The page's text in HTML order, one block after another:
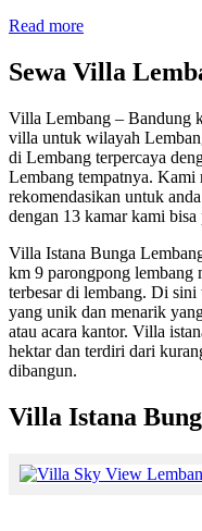
Read more
Sewa Villa
Villa Lembang – Bandung
villa untuk wilayah
di Lembang terpercaya
Lembang tempatnya.
rekomendasikan untuk
dengan 13 kamar kami
Villa Istana Bunga
km 9 parongpong lembang
terbesar di lembang. Di
yang unik dan menarik
atau acara kantor. Villa
hektar dan terdiri dari
dibangun.
Villa Istana